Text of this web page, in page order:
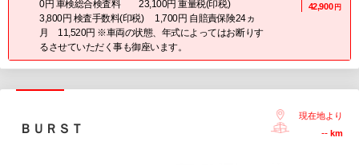
0円 車検総合検査料 23,100円 重量税(印税)
3,800円 検査手数料(印税) 1,700円 自賠責保険24ヵ
月 11,520円 ※車両の状態、年式によってはお断りす
るさせていただく事も御座います。
42,900 円
ＢＵＲＳＴ
現在地より
-- km